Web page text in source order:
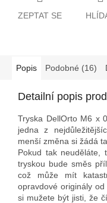
ZEPTAT SE
Popis Podobné (16)
Detailní popis
Tryska DellOrto M6 x
jedna z
menší změna si žádá
Pokud tak neuděláte,
tryskou bude směs
což může mít
opravdové originály
si mužete být jisti, že